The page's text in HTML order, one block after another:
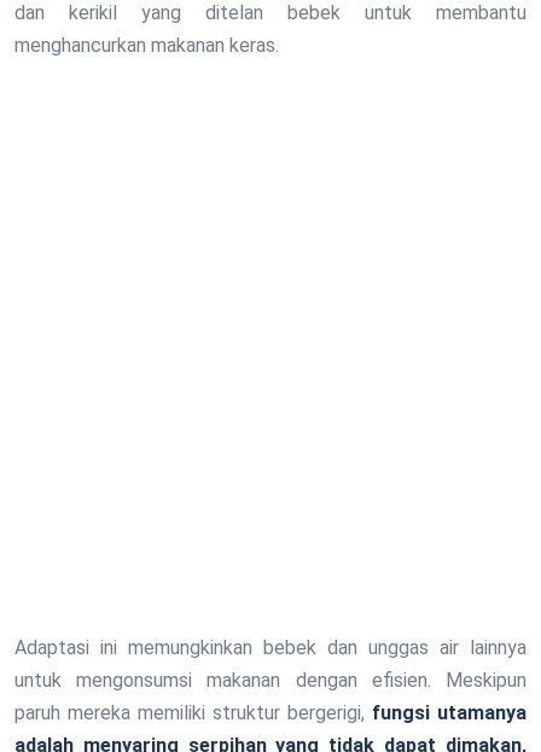
dan kerikil yang ditelan bebek untuk membantu
menghancurkan makanan keras.
Adaptasi ini memungkinkan bebek dan unggas air lainnya
untuk mengonsumsi makanan dengan efisien. Meskipun
paruh mereka memiliki struktur bergerigi, fungsi utamanya
adalah menyaring serpihan yang tidak dapat dimakan,